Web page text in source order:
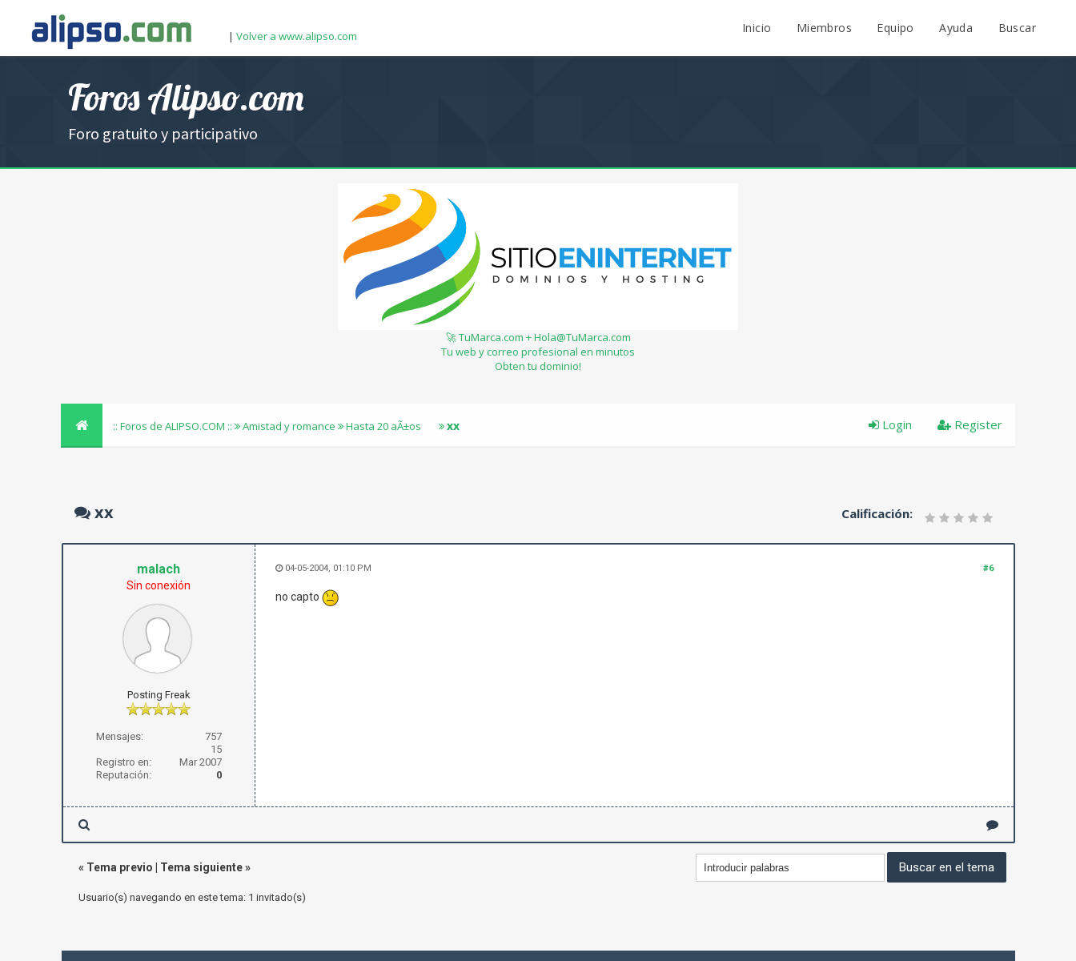
| Volver a www.alipso.com
Inicio Miembros Equipo Ayuda Buscar
Foros Alipso.com
Foro gratuito y participativo
🚀 TuMarca.com + Hola@TuMarca.com
Tu web y correo profesional en minutos
Obten tu dominio!
:: Foros de ALIPSO.COM :: Amistad y romance Hasta 20 aÃ±os xx Register
Login
Calificación:
xx
malach
Sin conexión
Posting Freak
Mensajes:
757
15
Registro en:
Mar 2007
Reputación:
0
#6
04-05-2004, 01:10 PM
no capto
« Tema previo Tema siguiente»
Usuario(s) navegando en este tema: 1 invitado(s)